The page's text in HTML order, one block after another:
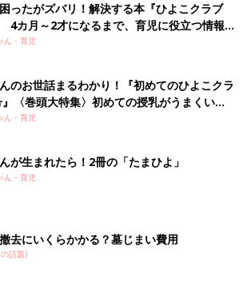
ったがズバリ！解決する本『ひよこクラブ
カ月～2才になるまで、育児に役立つ情報が
！
ん・育児
のお世話まるわかり！『初めてのひよこクラ
〈巻頭大特集〉初めての授乳がうまくい
ぱい・ミルクの基本と夏のトラブル 解決テ
ん・育児
が生まれたら！2冊の「たまひよ」
ん・育児
去にいくらかかる？墓じまい費用
話題)